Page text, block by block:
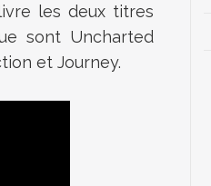
les deux titres
sont Uncharted
et Journey.